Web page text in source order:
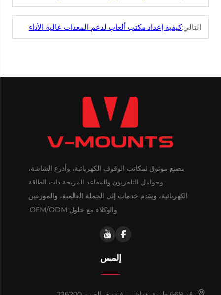
التالي:كيفية إعداد مكتب ألعاب لدعم المعدات عالية الأداء
مصنع موثوق لمكاتب الوقوف الكهربائية، وأذرع الشاشة،
وحوامل التلفزيون والمقاعد المريحة ذات الطاقة
الكهربائية، ويقدم خدمات إلى الجملة العالمية، والموزعين
والوكلاء مع حلول OEM/ODM.
إلمس